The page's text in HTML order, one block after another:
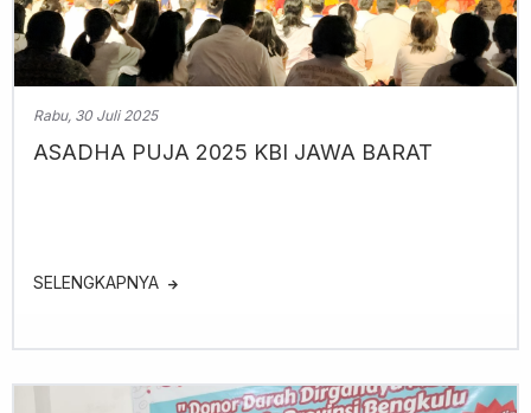
Rabu, 30 Juli 2025
ASADHA PUJA 2025 KBI JAWA BARAT
SELENGKAPNYA